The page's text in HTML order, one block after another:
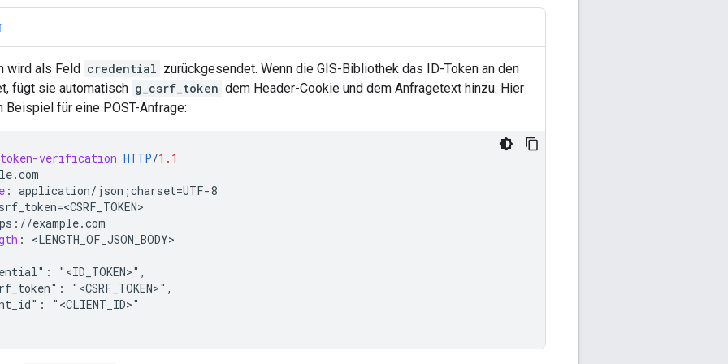
wird als Feld credential zurückgesendet. Wenn die GIS-Bibliothek das ID-Token an den
fügt sie automatisch g_csrf_token dem Header-Cookie und dem Anfragetext hinzu. Hier
Beispiel für eine POST-Anfrage:
verification HTTP/1.1
: application/json;charset=UTF-8
example.com
: <LENGTH_OF_JSON_BODY>
"<ID_TOKEN>",
"<CSRF_TOKEN>",
"<CLIENT_ID>"